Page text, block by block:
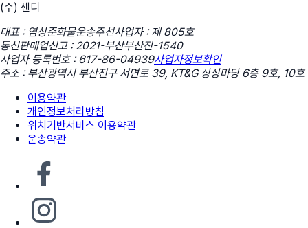
(주) 센디
대표 : 염상준화물운송주선사업자 : 제 805호
통신판매업신고 : 2021-부산부산진-1540
사업자 등록번호 : 617-86-04939사업자정보확인
주소 : 부산광역시 부산진구 서면로 39, KT&G 상상마당 6층 9호, 10호
이용약관
개인정보처리방침
위치기반서비스 이용약관
운송약관